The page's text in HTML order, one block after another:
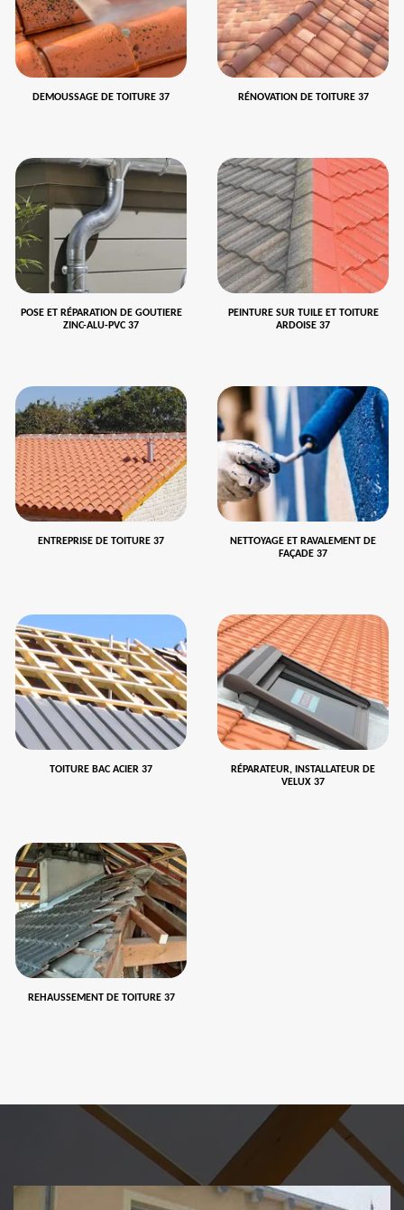
DEMOUSSAGE DE TOITURE 37 RÉNOVATION DE TOITURE 37
POSE ET RÉPARATION DE GOUTIERE
ZINC-ALU-PVC 37
PEINTURE SUR TUILE ET TOITURE
ARDOISE 37
ENTREPRISE DE TOITURE 37
NETTOYAGE ET RAVALEMENT DE
FAÇADE 37
TOITURE BAC ACIER 37
RÉPARATEUR, INSTALLATEUR DE
VELUX 37
REHAUSSEMENT DE TOITURE 37